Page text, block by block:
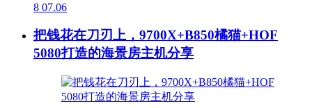
8 07.06
把钱花在刀刃上，9700X+B850橘猫+HOF
5080打造的海景房主机分享